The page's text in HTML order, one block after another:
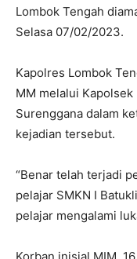
Lombok Tengah
Selasa 07/02/2023.
Kapolres Lombok
MM melalui
Surenggana dalam
kejadian tersebut.
“Benar telah terjadi
pelajar SMKN I
pelajar mengalami